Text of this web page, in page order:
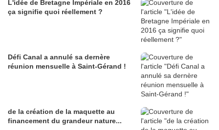
L'idée de Bretagne Impériale en 2016
ça signifie quoi réellement ?
Défi Canal a annulé sa dernère
réunion mensuelle à Saint-Gérand !
de la création de la maquette au
financement du grandeur nature...